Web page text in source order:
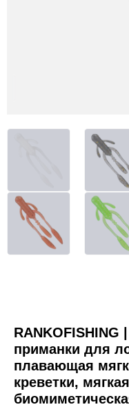
RANKOFISHING
приманки для
плавающая
креветки,